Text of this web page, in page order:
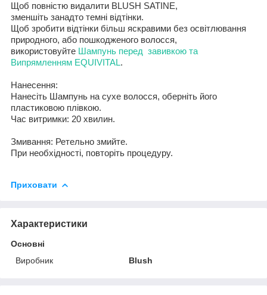
Щоб повністю видалити BLUSH SATINE,
зменшіть занадто темні відтінки.
Щоб зробити відтінки більш яскравими без освітлювання
природного, або пошкодженого волосся,
використовуйте Шампунь перед завивкою та
Випрямленням EQUIVITAL.
Нанесення:
Нанесіть Шампунь на сухе волосся, оберніть його
пластиковою плівкою.
Час витримки: 20 хвилин.
Змивання: Ретельно змийте.
При необхідності, повторіть процедуру.
Приховати
Характеристики
Основні
Виробник
Blush